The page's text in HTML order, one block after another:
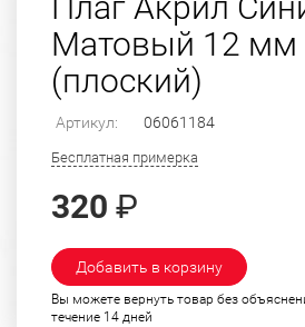
Матовый 12 мм
(плоский)
Артикул: 06061184
Бесплатная примерка
320 ₽
Добавить в корзину
Вы можете вернуть товар без
течение 14 дней